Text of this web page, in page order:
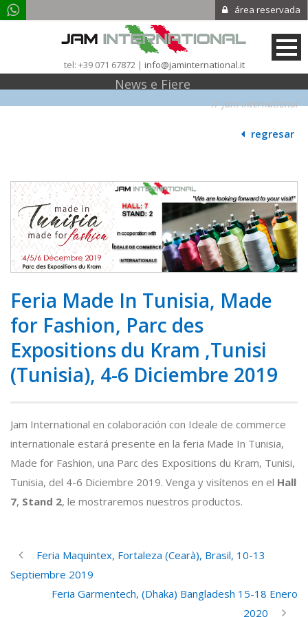
área reservada
tel: +39 071 67872 | info@jaminternational.it
News e Fiere
Jam International
regresar
Feria Made In Tunisia, Made
for Fashion, Parc des
Expositions du Kram ,Tunisi
(Tunisia), 4-6 Diciembre 2019
Jam International en colaboración con Ideale de commerce
internationale estará presente en la feria Made In Tunisia,
Made for Fashion, una Parc des Expositions du Kram, Tunisi,
Tunisia, del 4-6 Diciembre 2019. Venga y visítenos en el Hall
7, Stand 2, le mostraremos nuestros productos.
Feria Maquintex, Fortaleza (Cearà), Brasil, 10-13
Septiembre 2019
Feria Garmentech, (Dhaka) Bangladesh 15-18 Enero
2020